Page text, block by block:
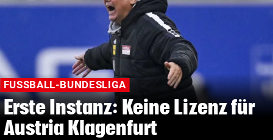
FUSSBALL-BUNDESLIGA
Erste Instanz: Keine Lizenz für
Austria Klagenfurt